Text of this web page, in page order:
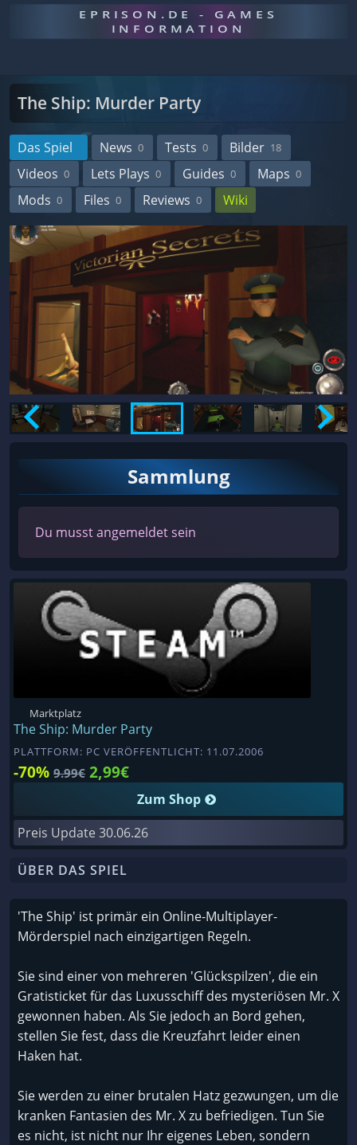
EPRISON.DE - GAMES
INFORMATION
The Ship: Murder Party
Das Spiel News 0 Tests 0 Bilder 18
Videos 0 Lets Plays 0 Guides 0 Maps 0
Mods 0 Files 0 Reviews 0 Wiki
Sammlung
Du musst angemeldet sein
Marktplatz
The Ship: Murder Party
PLATTFORM: PC VERÖFFENTLICHT: 11.07.2006
-70% 9.99€ 2,99€
Zum Shop
Preis Update 30.06.26
ÜBER DAS SPIEL
'The Ship' ist primär ein Online-Multiplayer-
Mörderspiel nach einzigartigen Regeln.
Sie sind einer von mehreren 'Glückspilzen', die ein
Gratisticket für das Luxusschiff des mysteriösen Mr. X
gewonnen haben. Als Sie jedoch an Bord gehen,
stellen Sie fest, dass die Kreuzfahrt leider einen
Haken hat.
Sie werden zu einer brutalen Hatz gezwungen, um die
kranken Fantasien des Mr. X zu befriedigen. Tun Sie
es nicht, ist nicht nur Ihr eigenes Leben, sondern